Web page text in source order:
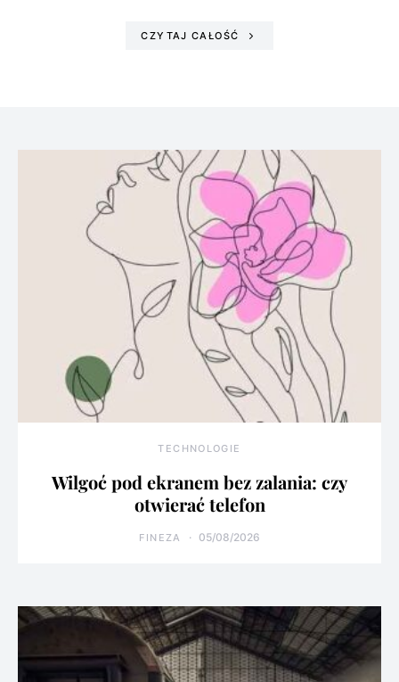
CZYTAJ CAŁOŚĆ
TECHNOLOGIE
Wilgoć pod ekranem bez zalania: czy
otwierać telefon
FINEZA 05/08/2026